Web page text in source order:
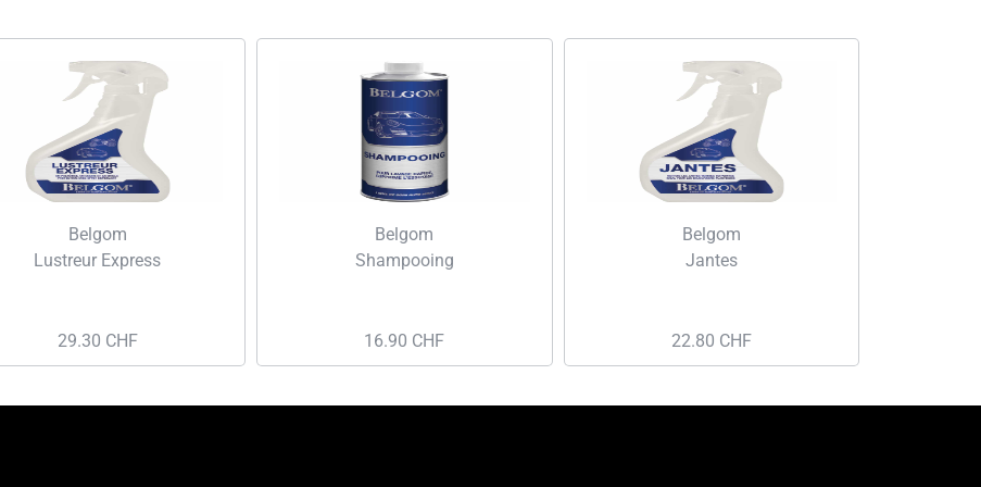
Belgom
Lustreur Express
29.30 CHF
Belgom
Shampooing
16.90 CHF
Belgom
Jantes
22.80 CHF